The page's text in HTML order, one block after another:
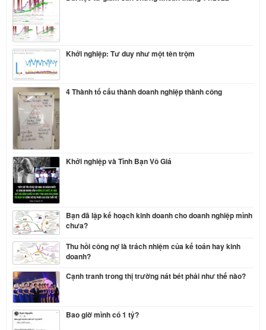
Khởi nghiệp: Tư duy như một tên trộm
4 Thành tố cấu thành doanh nghiệp thành công
Khởi nghiệp và Tình Bạn Vô Giá
Bạn đã lập kế hoạch kinh doanh cho doanh nghiệp mình
chưa?
Thu hồi công nợ là trách nhiệm của kế toán hay kinh
doanh?
Cạnh tranh trong thị trường nát bét phải như thế nào?
Bao giờ mình có 1 tỷ?